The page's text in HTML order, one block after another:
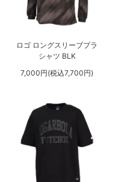
ロゴ ロングスリーブプラ
シャツ BLK
7,000円(税込7,700円)